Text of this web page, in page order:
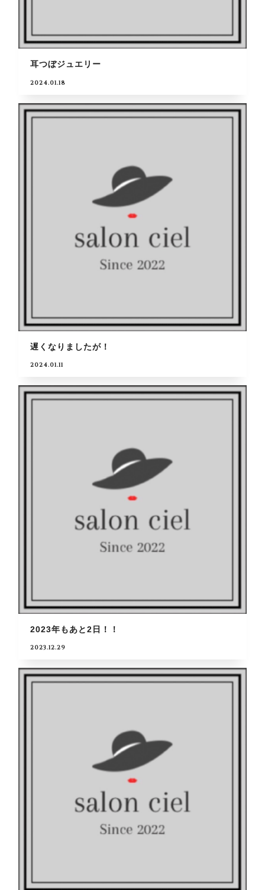
耳つぼジュエリー
2024.01.18
遅くなりましたが！
2024.01.11
2023年もあと2日！！
2023.12.29